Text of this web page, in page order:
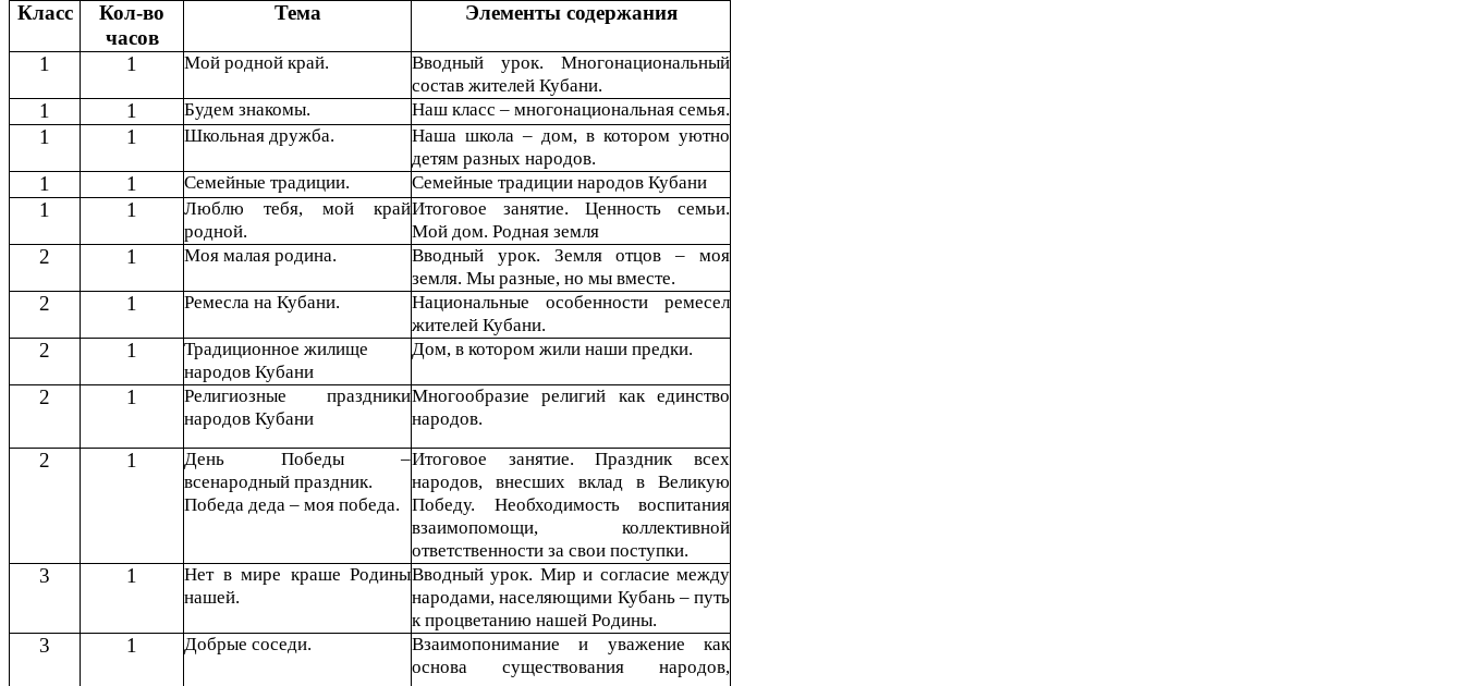
Класс
Кол-во
часов
Тема Элементы содержания
1 1 Мой родной край.
Вводный урок. Многонациональный
состав жителей Кубани.
1 1 Будем знакомы. Наш класс – многонациональная семья.
1 1 Школьная дружба.
Наша школа – дом, в котором уютно
детям разных народов.
1 1 Семейные традиции. Семейные традиции народов Кубани
1 1
Люблю тебя, мой край
родной.
Итоговое занятие. Ценность семьи.
Мой дом. Родная земля
2 1 Моя малая родина.
Вводный урок. Земля отцов – моя
земля. Мы разные, но мы вместе.
2 1 Ремесла на Кубани.
Национальные особенности ремесел
жителей Кубани.
2 1
Традиционное жилище
народов Кубани
Дом, в котором жили наши предки.
2 1
Религиозные праздники
народов Кубани
Многообразие религий как единство
народов.
2 1
День Победы –
всенародный праздник.
Победа деда – моя победа.
Итоговое занятие. Праздник всех
народов, внесших вклад в Великую
Победу. Необходимость воспитания
взаимопомощи, коллективной
ответственности за свои поступки.
3 1
Нет в мире краше Родины
нашей.
Вводный урок. Мир и согласие между
народами, населяющими Кубань – путь
к процветанию нашей Родины.
3 1 Добрые соседи.
Взаимопонимание и уважение как
основа существования народов,